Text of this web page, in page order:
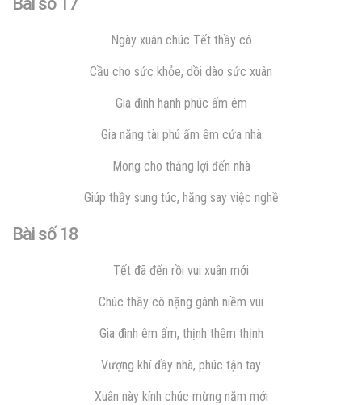
Ngày xuân chúc Tết thầy cô
Cầu cho sức khỏe, dồi dào sức xuân
Gia đình hạnh phúc ấm êm
Gia năng tài phú ấm êm cửa nhà
Mong cho thắng lợi đến nhà
Giúp thầy sung túc, hăng say việc nghề
Bài số 18
Tết đã đến rồi vui xuân mới
Chúc thầy cô nặng gánh niềm vui
Gia đình êm ấm, thịnh thêm thịnh
Vượng khí đầy nhà, phúc tận tay
Xuân này kính chúc mừng năm mới